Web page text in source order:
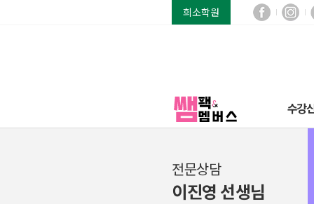
희소학원
수강
전문상담
이진영 선생님